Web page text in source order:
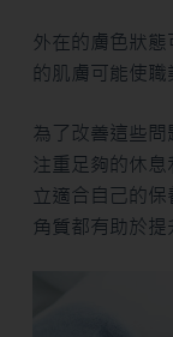
外在的膚色狀
的肌膚可能使職
為了改善這些問
注重足夠的休
立適合自己的
角質都有助於提